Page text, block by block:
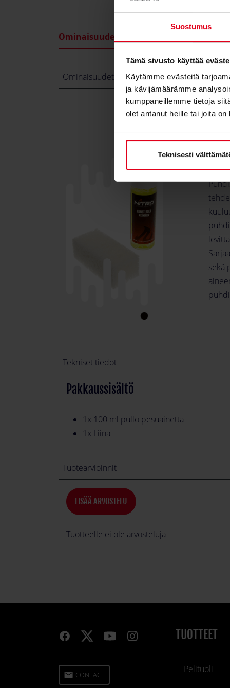
Suostumus
Tämä sivusto käyttää
Käytämme evästeitä
ja kävijämäärämme
kumppaneillemme tietoja
olet antanut heille tai joita
Teknisesti
Ominaisuudet
Ominaisuudet
sopii
sekä
Tekniset tiedot
Pakkaussisältö
1x 100 ml pullo pesuainetta
1x Liina
Tuotearvioinnit
LISÄÄ ARVOSTELU
Tuotteelle ei ole arvosteluja
email CONTACT
TUOTTEET
Pelituoli